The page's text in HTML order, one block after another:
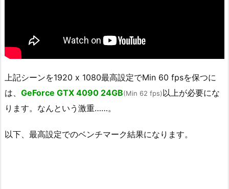
上記シーンを1920 x 1080最高設定でMin 60 fpsを保つに
は、 GeForce GTX 4090 24GB(Min 62 fps)以上が必要にな
ります。なんという激重……。
以下、最高設定でのベンチマーク結果になります。